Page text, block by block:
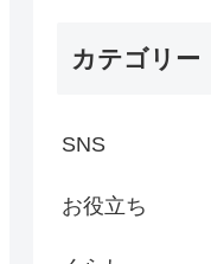
カテゴリー
SNS
お役立ち